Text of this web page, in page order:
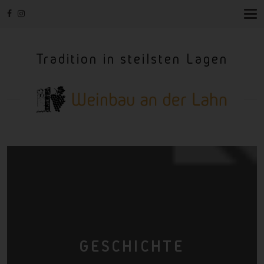
T
Tradition in steilsten Lagen
GESCHICHTE